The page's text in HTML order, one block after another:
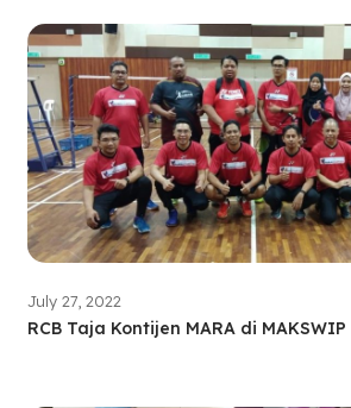
July 27, 2022
RCB Taja Kontijen MARA di MAKSWIP